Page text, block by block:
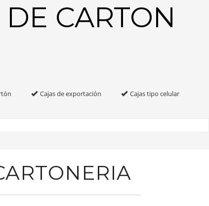
CARTON
Cajas de exportación
Cajas tipo celular